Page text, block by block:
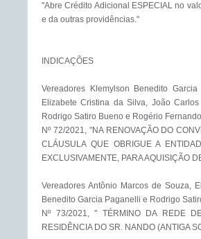
"Abre Crédito Adicional ESPECIAL no
e da outras providências."
INDICAÇÕES
Vereadores Klemylson Benedito
Elizabete Cristina da Silva, João
Rodrigo Satiro Bueno e Rogério
Nº 72/2021, "NA RENOVAÇÃO DO
CLÁUSULA QUE OBRIGUE A
EXCLUSIVAMENTE, PARA AQUISIÇÃO
Vereadores Antônio Marcos de Souza,
Benedito Garcia Paganelli e Rodrigo
Nº 73/2021, " TÉRMINO DA REDE
RESIDÊNCIA DO SR. NANDO (ANTIGA